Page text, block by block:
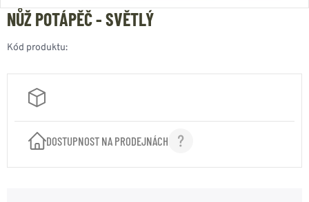
NŮŽ POTÁPĚČ - SVĚTLÝ
Kód produktu:
DOSTUPNOST NA PRODEJNÁCH